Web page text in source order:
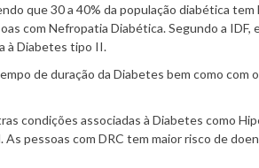
que 30 a 40% da população diabética tem
com Nefropatia Diabética. Segundo a IDF,
à Diabetes tipo II.
de duração da Diabetes bem como com
condições associadas à Diabetes como
pessoas com DRC tem maior risco de